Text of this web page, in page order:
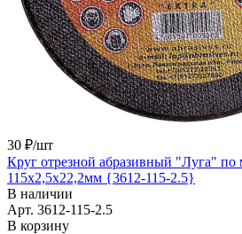
30 ₽/шт
Круг отрезной абразивный "Луга"
115х2,5х22,2мм {3612-115-2.5}
В наличии
Арт. 3612-115-2.5
В корзину